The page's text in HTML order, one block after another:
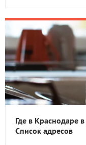
Где в Краснодаре
Список адресов